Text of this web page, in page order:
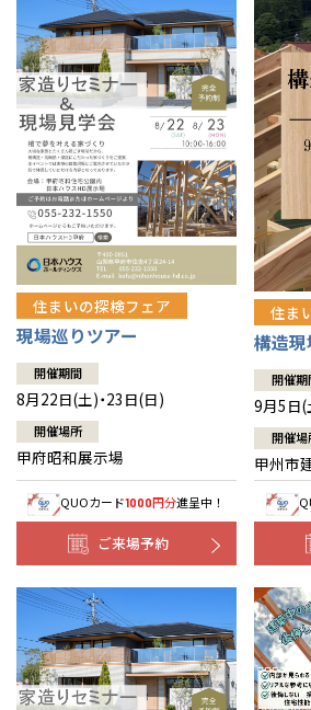
住まいの探検フェア
現場巡りツアー
開催期間
8月22日(土)・23日(日)
開催場所
甲府昭和展示場
QUOカード1000円分進呈中！
ご来場予約
住ま
構造
開催期
9月5日(
開催場
甲州市